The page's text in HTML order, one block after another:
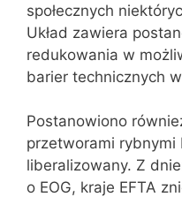
społecznych
Układ zawiera
redukowania w
barier technicznych
Postanowiono
przetworami
liberalizowany. Z
o EOG, kraje EFTA